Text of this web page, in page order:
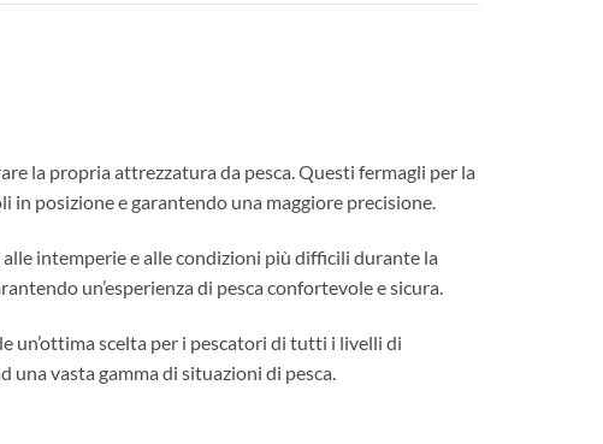
la propria attrezzatura da pesca. Questi fermagli per la
in posizione e garantendo una maggiore precisione.
intemperie e alle condizioni più difficili durante la
un’esperienza di pesca confortevole e sicura.
un’ottima scelta per i pescatori di tutti i livelli di
vasta gamma di situazioni di pesca.